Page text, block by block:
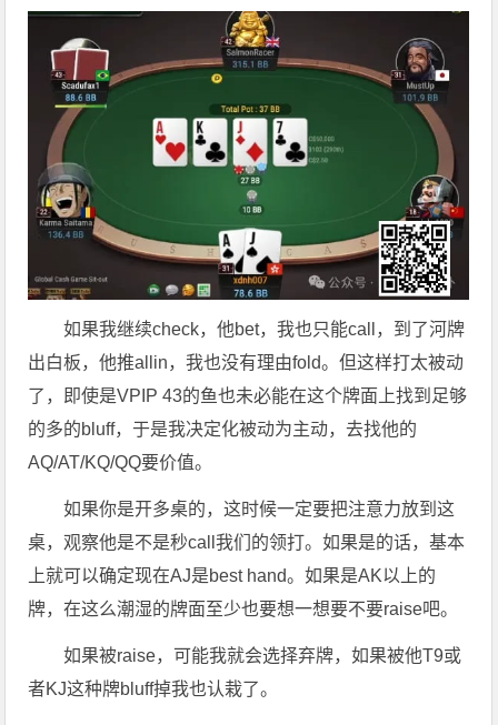
如果我继续check，他bet，我也只能call，到了河牌
出白板，他推allin，我也没有理由fold。但这样打太被动
了，即使是VPIP 43的鱼也未必能在这个牌面上找到足够
的多的bluff，于是我决定化被动为主动，去找他的
AQ/AT/KQ/QQ要价值。
如果你是开多桌的，这时候一定要把注意力放到这
桌，观察他是不是秒call我们的领打。如果是的话，基本
上就可以确定现在AJ是best hand。如果是AK以上的
牌，在这么潮湿的牌面至少也要想一想要不要raise吧。
如果被raise，可能我就会选择弃牌，如果被他T9或
者KJ这种牌bluff掉我也认栽了。